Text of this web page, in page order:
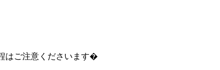
はご注意くださいます�